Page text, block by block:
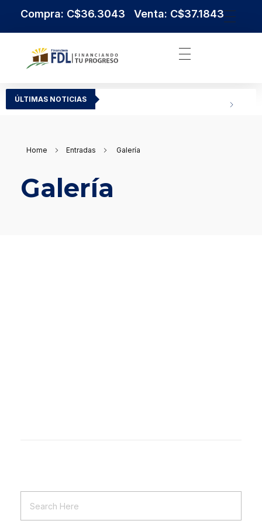
Compra: C$36.3043 Venta: C$37.1843
ÚLTIMAS NOTICIAS
Home Entradas Galería
Galería